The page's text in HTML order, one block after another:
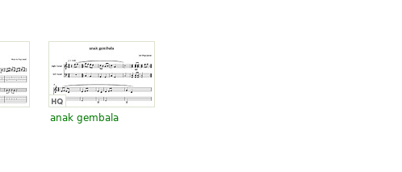
anak gembala